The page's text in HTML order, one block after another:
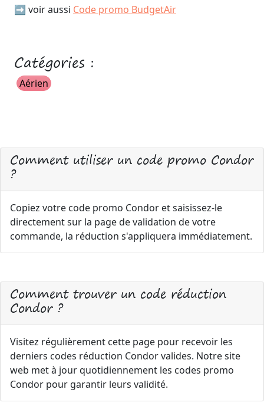
➡️ voir aussi Code promo BudgetAir
Catégories :
Aérien
Comment utiliser un code promo Condor
?
Copiez votre code promo Condor et saisissez-le
directement sur la page de validation de votre
commande, la réduction s'appliquera immédiatement.
Comment trouver un code réduction
Condor ?
Visitez régulièrement cette page pour recevoir les
derniers codes réduction Condor valides. Notre site
web met à jour quotidiennement les codes promo
Condor pour garantir leurs validité.